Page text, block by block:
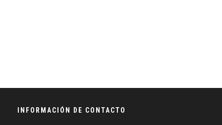
INFORMACIÓN DE CONTACTO